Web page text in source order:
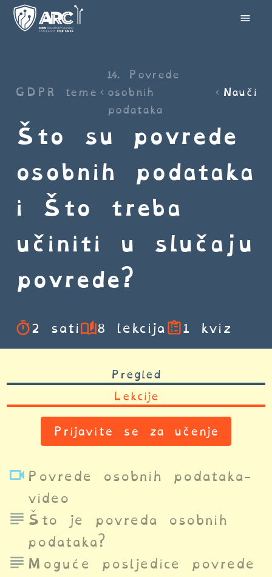
GDPR teme
14. Povrede
osobnih
podataka
Nauči
Što su povrede
osobnih podataka
i što treba
učiniti u slučaju
povrede?
2 sati 8 lekcija 1 kviz
Pregled
Lekcije
Prijavite se za učenje
Povrede osobnih podataka-
video
Što je povreda osobnih
podataka?
Moguće posljedice povrede